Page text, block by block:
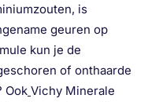
is
geuren op
kun je de
of onthaarde
Ook Vichy Minerale